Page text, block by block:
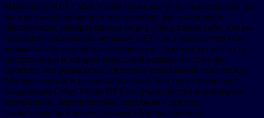
Некоторые NFT Cyber Yachts также могут быть настроены для
включения возможности построения в реальном мире
(физическом, невиртуальном мире). Представьте себе, что вы
покупаете роскошную мегаяхту NFT, где у покупателя есть
возможность получить полноценную физическую мегаяхту,
построенную всемирно известной верфью по тому же
проекту. Эти разработки обеспечат уникальный мост между
Метавселенной и реальной жизнью. Это также позволяет
владельцам Cyber Yachts NFT получать доступ к концертам,
вечеринкам, мероприятиям, лаунджам и другим
захватывающим впечатлениям в Метавселенной.